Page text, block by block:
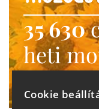
35 630
heti
Ne
Cookie